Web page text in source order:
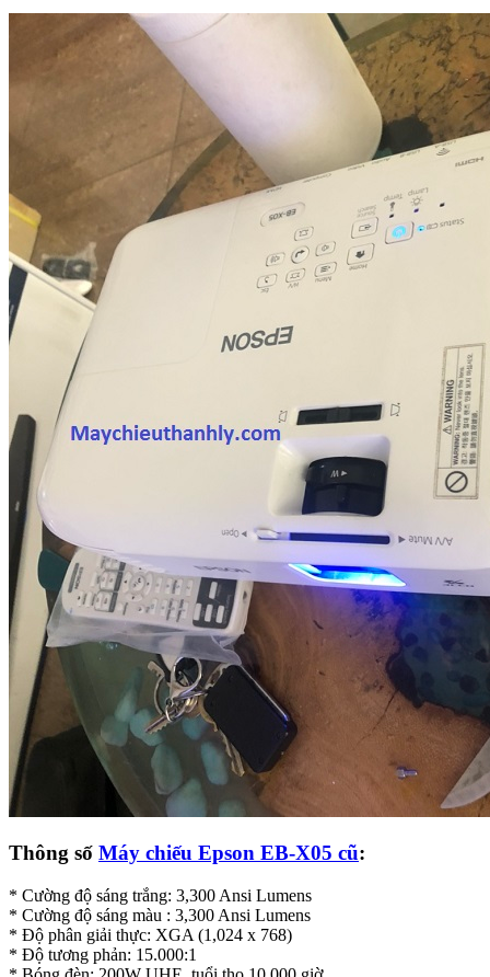
Thông số Máy chiếu Epson EB-X05 cũ:
* Cường độ sáng trắng: 3,300 Ansi Lumens
* Cường độ sáng màu : 3,300 Ansi Lumens
* Độ phân giải thực: XGA (1,024 x 768)
* Độ tương phản: 15.000:1